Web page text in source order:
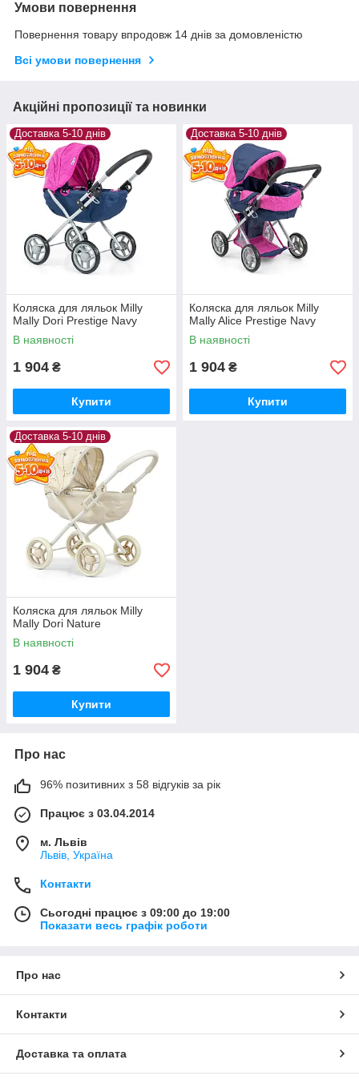
Умови повернення
Повернення товару впродовж 14 днів за домовленістю
Всі умови повернення
Акційні пропозиції та новинки
Доставка 5-10 днів
Коляска для ляльок Milly
Mally Dori Prestige Navy
В наявності
1 904 ₴
Купити
Доставка 5-10 днів
Коляска для ляльок Milly
Mally Alice Prestige Navy
В наявності
1 904 ₴
Купити
Доставка 5-10 днів
Коляска для ляльок Milly
Mally Dori Nature
В наявності
1 904 ₴
Купити
Про нас
96% позитивних з 58 відгуків за рік
Працює з 03.04.2014
м. Львів
Львів, Україна
Контакти
Сьогодні працює з 09:00 до 19:00
Показати весь графік роботи
Про нас
Контакти
Доставка та оплата